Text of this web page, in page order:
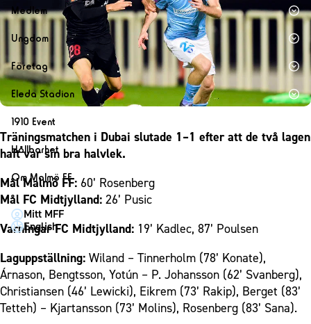
Årskort dam
Mitt MFF
Biljetter till bortamatcher
Biljettvillkor
Herrlaget
Spelare
Ledarstab
Damlaget
Spelare
Ledarstab
Medlem
Medlemskap i Malmö FF
Årsmöte 2026
Ungdom
MFF Ungdom
Sommarfotboll
Skånecupen
Fotbollsskolan
Fotbollsnätverket
P19
F19
P17
F17
Malmö Trophy
Företag
Bli företagspartner
Nätverket
Klubbstolar
Partner dam
Eleda Stadion
Eleda Stadion
Erics Bar & Restaurang
Matchdag på Eleda Stadion
MFF-museet & rundvandringar
1910 Event
1910 Event
Konferens
Möte
Mässa
Sommarfest
Julshow
Inspiration
Hållbarhet
Hållbarhet
Himmelsblå framtid – en match för miljön
MFF i samhället
Laget för alla
Nattfotboll
Himmelsblå Tillsammans
Karriärakademin
Om Malmö FF
Om Malmö FF
Kontakt
Historik – herrlaget
Historik – damlaget
Närstående organisationer
Mitt MFF
English
Träningsmatchen i Dubai slutade 1–1 efter att de två lagen
haft var sin bra halvlek.
Mål Malmö FF: 60’ Rosenberg
Mål FC Midtjylland: 26’ Pusic
Varningar FC Midtjylland: 19’ Kadlec, 87’ Poulsen
Laguppställning: Wiland – Tinnerholm (78’ Konate),
Árnason, Bengtsson, Yotún – P. Johansson (62’ Svanberg),
Christiansen (46’ Lewicki), Eikrem (73’ Rakip), Berget (83’
Tetteh) – Kjartansson (73’ Molins), Rosenberg (83’ Sana).